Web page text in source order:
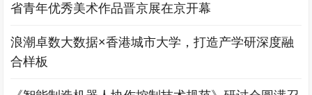
省青年优秀美术作品晋京展在京开幕
浪潮卓数大数据×香港城市大学，打造产学研深度融
合样板